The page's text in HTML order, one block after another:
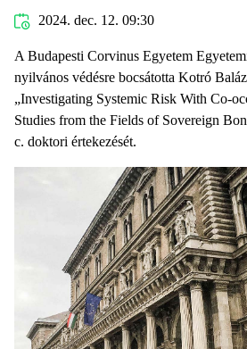
2024. dec. 12. 09:30
A Budapesti Corvinus Egyetem
nyilvános védésre bocsátotta Kotró
„Investigating Systemic Risk With Co-
Studies from the Fields of Sovereign
c. doktori értekezését.